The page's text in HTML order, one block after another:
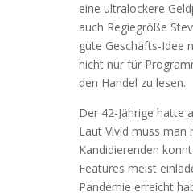
eine ultralockere
auch Regiegröße
gute Geschäfts-Idee
nicht nur für
den Handel zu lesen.
Der 42-Jährige hatte
Laut Vivid muss man
Kandidierenden
Features meist
Pandemie erreicht